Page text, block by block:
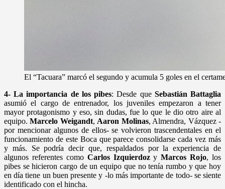
El “Tacuara” marcó el segundo y acumula 5 goles en el
4- La importancia de los pibes: Desde que Sebastián Battaglia
asumió el cargo de entrenador, los juveniles empezaron a tener
mayor protagonismo y eso, sin dudas, fue lo que le dio otro aire al
equipo.Marcelo Weigandt, Aaron Molinas, Almendra, Vázquez -
por mencionar algunos de ellos- se volvieron trascendentales en el
funcionamiento de este Boca que parece consolidarse cada vez más
y más. Se podría decir que, respaldados por la experiencia de
algunos referentes como Carlos IzquierdozyMarcos Rojo, los
pibes se hicieron cargo de un equipo que no tenía rumbo y que hoy
en día tiene un buen presente y -lo más importante de todo- se siente
identificado con el hincha.